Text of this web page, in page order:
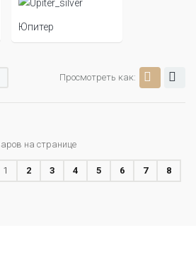
Юпитер
Просмотреть как:
на странице
1 2 3 4 5 6 7 8